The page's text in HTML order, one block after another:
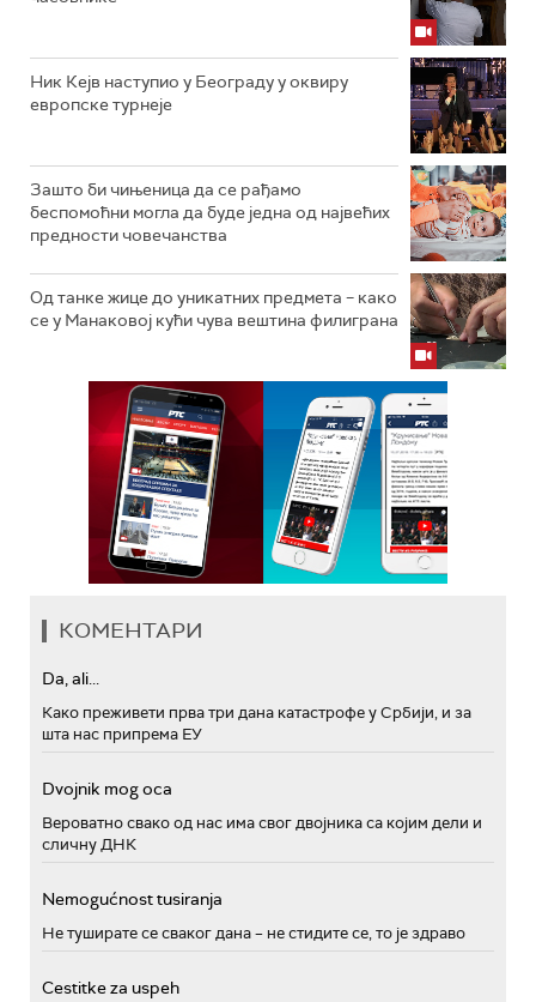
Ник Кејв наступио у Београду у оквиру
европске турнеје
Зашто би чињеница да се рађамо
беспомоћни могла да буде једна од највећих
предности човечанства
Од танке жице до уникатних предмета – како
се у Манаковој кући чува вештина филиграна
КОМЕНТАРИ
Da, ali...
Како преживети прва три дана катастрофе у Србији, и за
шта нас припрема ЕУ
Dvojnik mog oca
Вероватно свако од нас има свог двојника са којим дели и
сличну ДНК
Nemogućnost tusiranja
Не туширате се сваког дана – не стидите се, то је здраво
Cestitke za uspeh